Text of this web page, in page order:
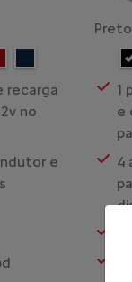
recarga
no
e
1
e
4